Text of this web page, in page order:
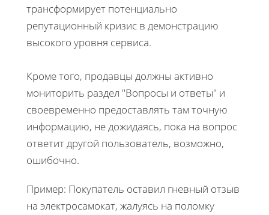
трансформирует потенциально
репутационный кризис в демонстрацию
высокого уровня сервиса.
Кроме того, продавцы должны активно
мониторить раздел "Вопросы и ответы" и
своевременно предоставлять там точную
информацию, не дожидаясь, пока на вопрос
ответит другой пользователь, возможно,
ошибочно.
Пример: Покупатель оставил гневный отзыв
на электросамокат, жалуясь на поломку